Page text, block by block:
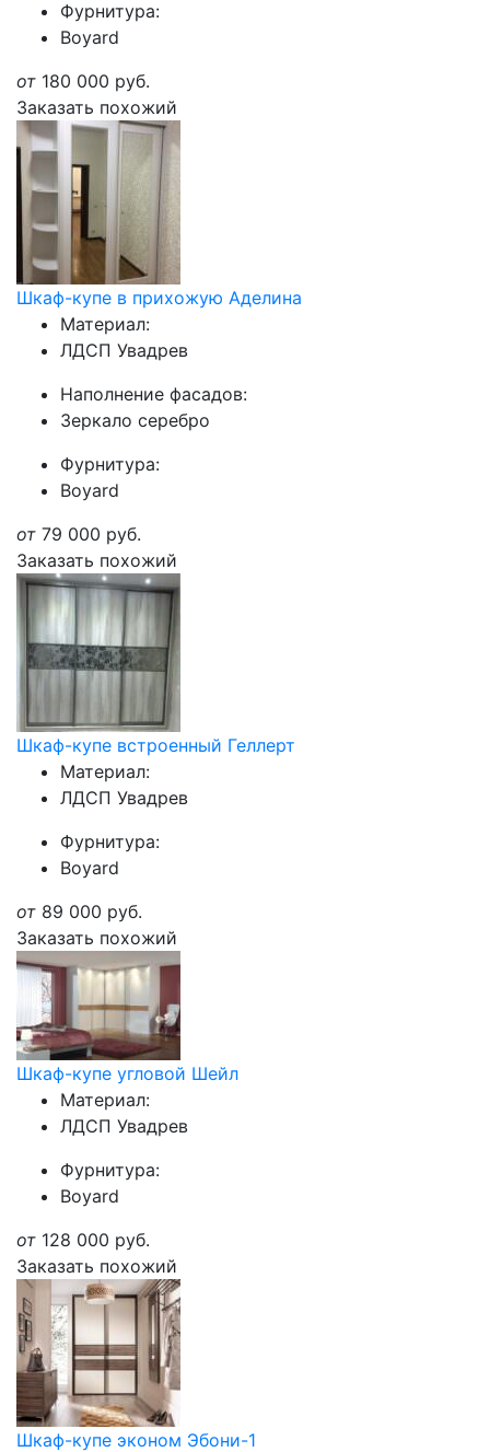
Фурнитура:
Boyard
от 180 000 руб.
Заказать похожий
Шкаф-купе в прихожую Аделина
Материал:
ЛДСП Увадрев
Наполнение фасадов:
Зеркало серебро
Фурнитура:
Boyard
от 79 000 руб.
Заказать похожий
Шкаф-купе встроенный Геллерт
Материал:
ЛДСП Увадрев
Фурнитура:
Boyard
от 89 000 руб.
Заказать похожий
Шкаф-купе угловой Шейл
Материал:
ЛДСП Увадрев
Фурнитура:
Boyard
от 128 000 руб.
Заказать похожий
Шкаф-купе эконом Эбони-1